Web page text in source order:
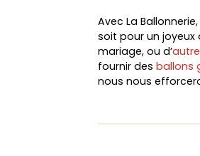
Avec La
soit pour un joyeux
mariage, ou d’
fournir des ballons
nous nous